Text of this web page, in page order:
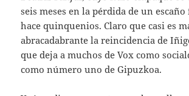
seis meses en la pérdida de un
hace quinquenios. Claro que casi es
abracadabrante la reincidencia de
que deja a muchos de Vox como
como número uno de Gipuzkoa.